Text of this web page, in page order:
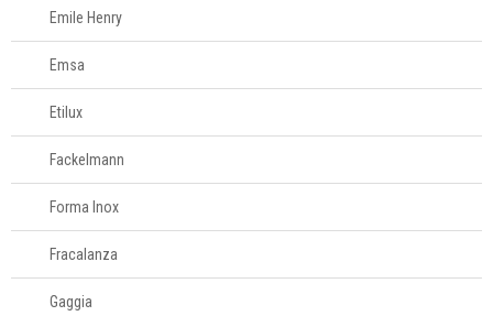
Emile Henry
Emsa
Etilux
Fackelmann
Forma Inox
Fracalanza
Gaggia